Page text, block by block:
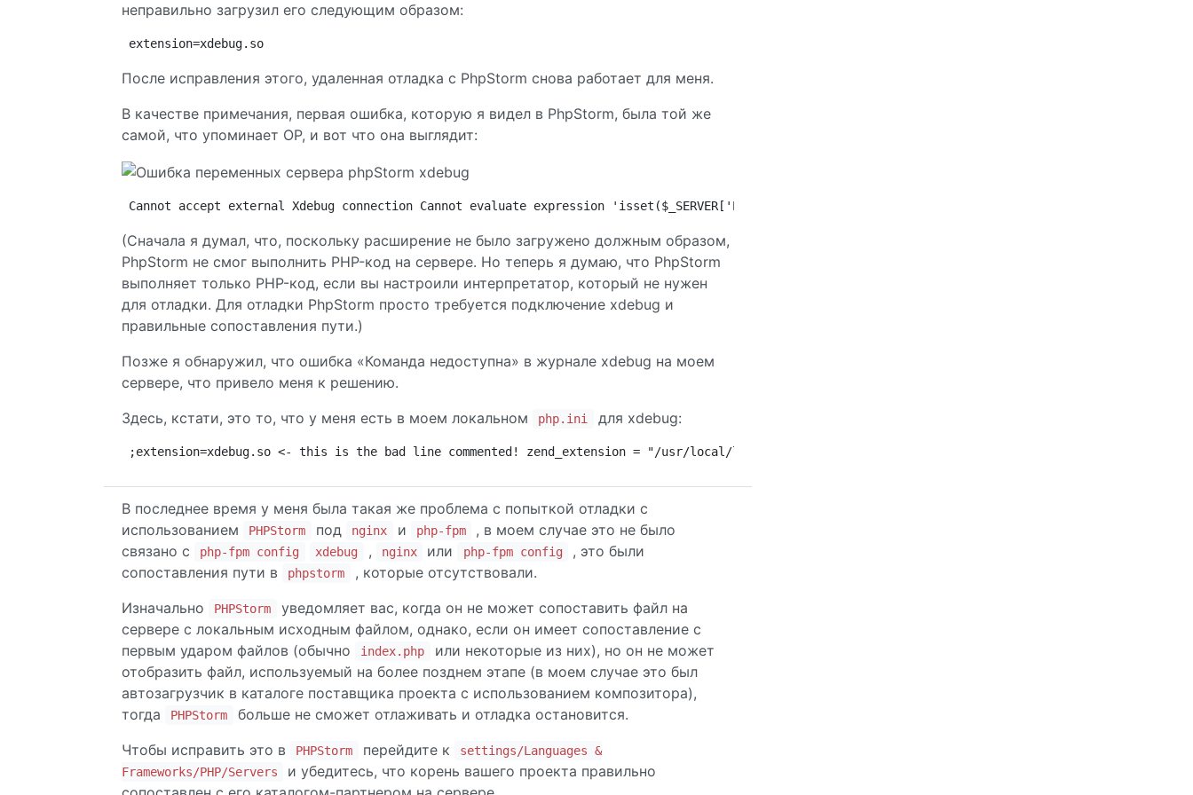
неправильно загрузил его следующим образом:
extension=xdebug.so
После исправления этого, удаленная отладка с PhpStorm снова работает для меня.
В качестве примечания, первая ошибка, которую я видел в PhpStorm, была той же
самой, что упоминает OP, и вот что она выглядит:
Cannot accept external Xdebug connection Cannot evaluate expression 'isset($_SERVER['PHP_IDE_CONFIG'])'
(Сначала я думал, что, поскольку расширение не было загружено должным образом,
PhpStorm не смог выполнить PHP-код на сервере. Но теперь я думаю, что PhpStorm
выполняет только PHP-код, если вы настроили интерпретатор, который не нужен
для отладки. Для отладки PhpStorm просто требуется подключение xdebug и
правильные сопоставления пути.)
Позже я обнаружил, что ошибка «Команда недоступна» в журнале xdebug на моем
сервере, что привело меня к решению.
Здесь, кстати, это то, что у меня есть в моем локальном
php.ini для xdebug:
;extension=xdebug.so <- this is the bad line commented! zend_extension = "/usr/local/lib/php/extensions/no-debug-non-zts-20121212/xdebug.so"
В последнее время у меня была такая же проблема с попыткой отладки с
использованием
PHPStorm под nginx и php-fpm
, в моем случае это не было
связано с
php-fpm config xdebug , nginx или php-fpm config
, это были
сопоставления пути в
phpstorm
, которые отсутствовали.
Изначально
PHPStorm
уведомляет вас, когда он не может сопоставить файл на
сервере с локальным исходным файлом, однако, если он имеет сопоставление с
первым ударом файлов (обычно
index.php
или некоторые из них), но он не может
отобразить файл, используемый на более позднем этапе (в моем случае это был
автозагрузчик в каталоге поставщика проекта с использованием композитора),
тогда
PHPStorm
больше не сможет отлаживать и отладка остановится.
Чтобы исправить это в
PHPStorm перейдите к
settings/Languages &
Frameworks/PHP/Servers
и убедитесь, что корень вашего проекта правильно